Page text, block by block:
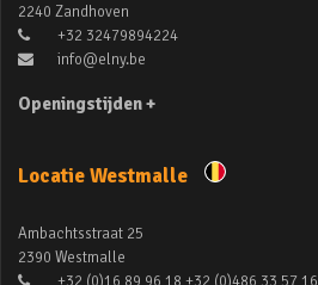
2240 Zandhoven
+32 32479894224
info@elny.be
Openingstijden +
Locatie Westmalle
Ambachtsstraat 25
2390 Westmalle